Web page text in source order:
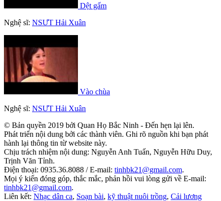
Dệt gấm
Nghệ sĩ: NSƯT Hải Xuân
Vào chùa
Nghệ sĩ: NSƯT Hải Xuân
© Bản quyền 2019 bởi Quan Họ Bắc Ninh - Đến hẹn lại lên.
Phát triển nội dung bởi các thành viên. Ghi rõ nguồn khi bạn phát
hành lại thông tin từ website này.
Chịu trách nhiệm nội dung: Nguyễn Anh Tuấn, Nguyễn Hữu Duy,
Trịnh Văn Tỉnh.
Điện thoại: 0935.36.8088 / E-mail: tinhbk21@gmail.com.
Mọi ý kiến đóng góp, thắc mắc, phản hồi vui lòng gửi về E-mail:
tinhbk21@gmail.com.
Liên kết: Nhạc dân ca, Soạn bài, kỹ thuật nuôi trồng, Cải lương